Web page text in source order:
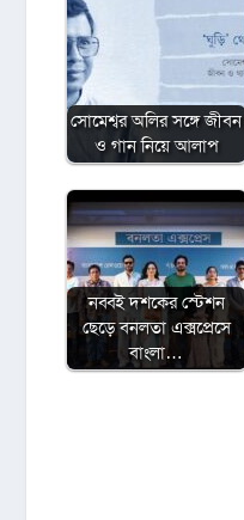
সোমেশ্বর অলির সঙ্গে জীবন
ও গান নিয়ে আলাপ
নব্বই দশকের স্টেশন
ছেড়ে বনলতা এক্সপ্রেসে
বাংলা…